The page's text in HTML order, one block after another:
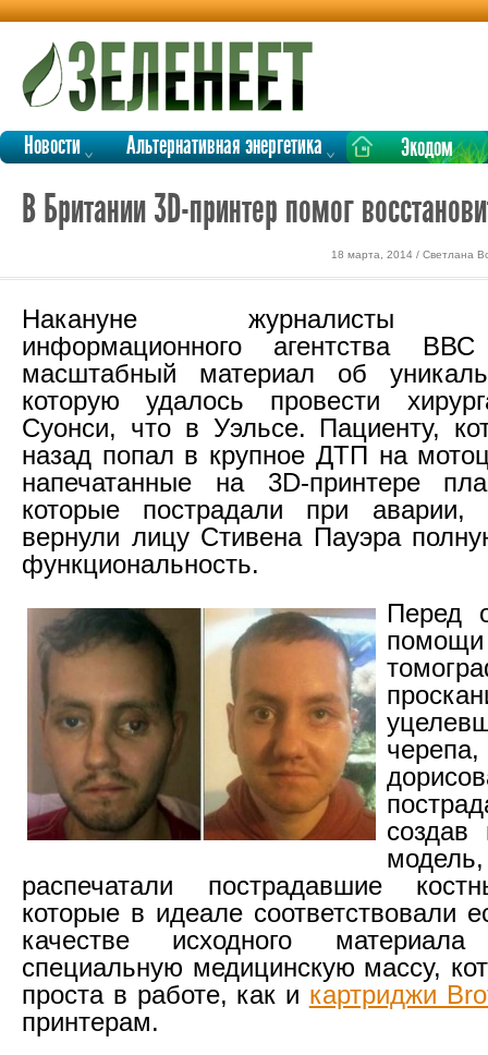
Новости Альтернативная энергетика Экодом
В Британии 3D-принтер помог
18 марта, 2014 / Светлана
Накануне журналисты
информационного агентства ВВС
масштабный материал об
которую удалось провести
Суонси, что в Уэльсе. Пациенту,
назад попал в крупное ДТП на
напечатанные на 3D-принтере
которые пострадали при
вернули лицу Стивена Пауэра
функциональность.
Перед
создав
распечатали пострадавшие
которые в идеале соответствовали
качестве исходного материала
специальную медицинскую массу,
проста в работе, как и картриджи
принтерам.